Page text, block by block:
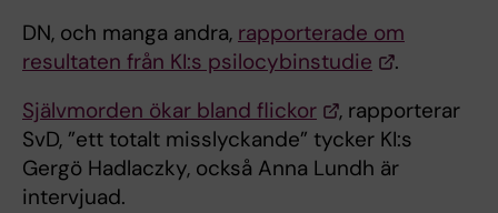
DN, och manga andra, rapporterade om
resultaten från KI:s psilocybinstudie
.
Självmorden ökar bland flickor
, rapporterar
SvD, ”ett totalt misslyckande” tycker KI:s
Gergö Hadlaczky, också Anna Lundh är
intervjuad.